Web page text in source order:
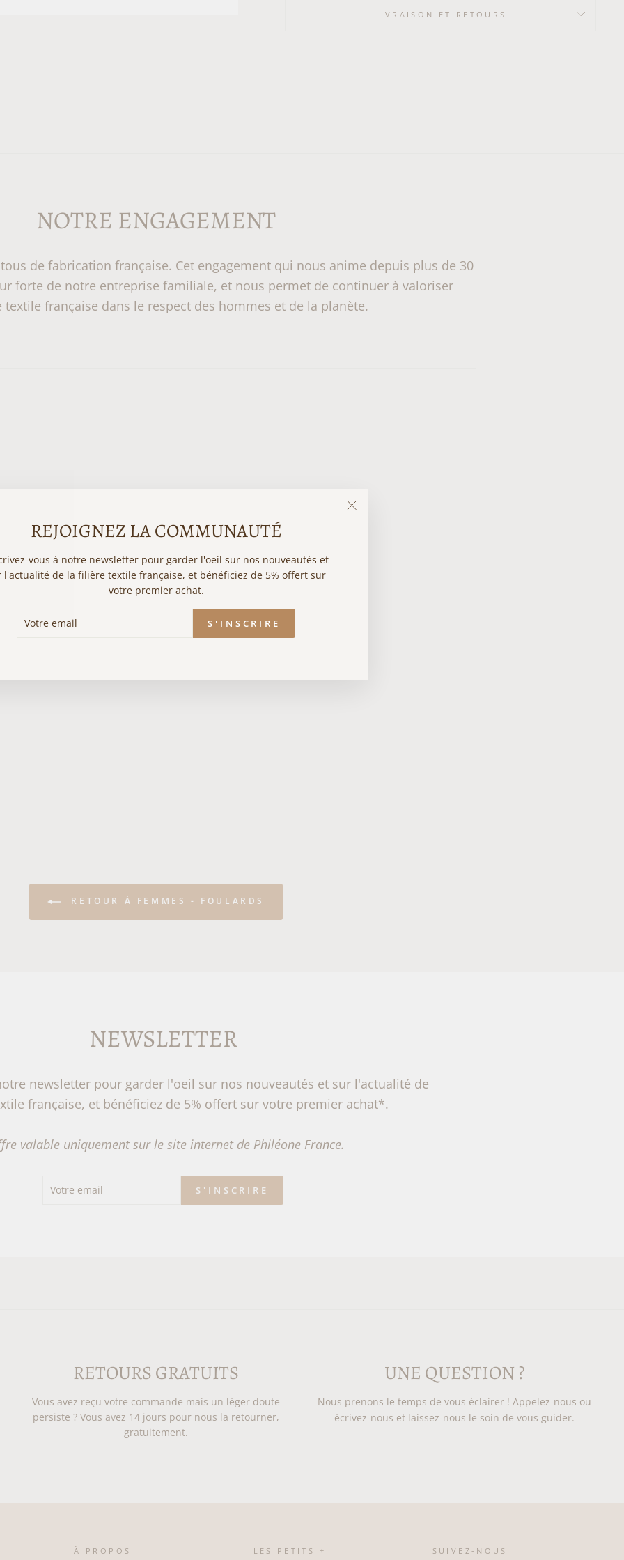
REJOIGNEZ LA COMMUNAUTÉ
vous à notre newsletter pour garder l'oeil sur nos nouveautés et
l'actualité de la filière textile française, et bénéficiez de 5% offert sur
votre premier achat.
S'INSCRIRE
LIVRAISON ET RETOURS
NOTRE ENGAGEMENT
de fabrication française. Cet engagement qui nous anime depuis plus de 30
forte de notre entreprise familiale, et nous permet de continuer à valoriser
textile française dans le respect des hommes et de la planète.
RETOUR À FEMMES - FOULARDS
NEWSLETTER
newsletter pour garder l'oeil sur nos nouveautés et sur l'actualité de
française, et bénéficiez de 5% offert sur votre premier achat*.
valable uniquement sur le site internet de Philéone France.
S'INSCRIRE
RETOURS GRATUITS
Vous avez reçu votre commande mais un léger doute
persiste ? Vous avez 14 jours pour nous la retourner,
gratuitement.
UNE QUESTION ?
Nous prenons le temps de vous éclairer !Appelez-nous ou
écrivez-nous et laissez-nous le soin de vous guider.
À PROPOS LES PETITS + SUIVEZ-NOUS